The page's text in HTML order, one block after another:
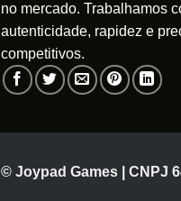
no mercado. Trabalhamos
autenticidade, rapidez e
competitivos.
© Joypad Games | CNPJ